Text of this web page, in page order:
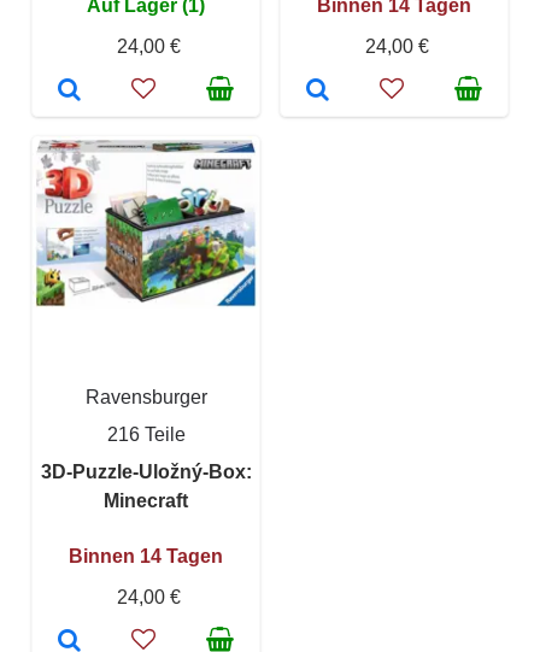
Auf Lager (1)
24,00 €
Binnen 14 Tagen
24,00 €
Ravensburger
216 Teile
3D-Puzzle-Uložný-Box:
Minecraft
Binnen 14 Tagen
24,00 €